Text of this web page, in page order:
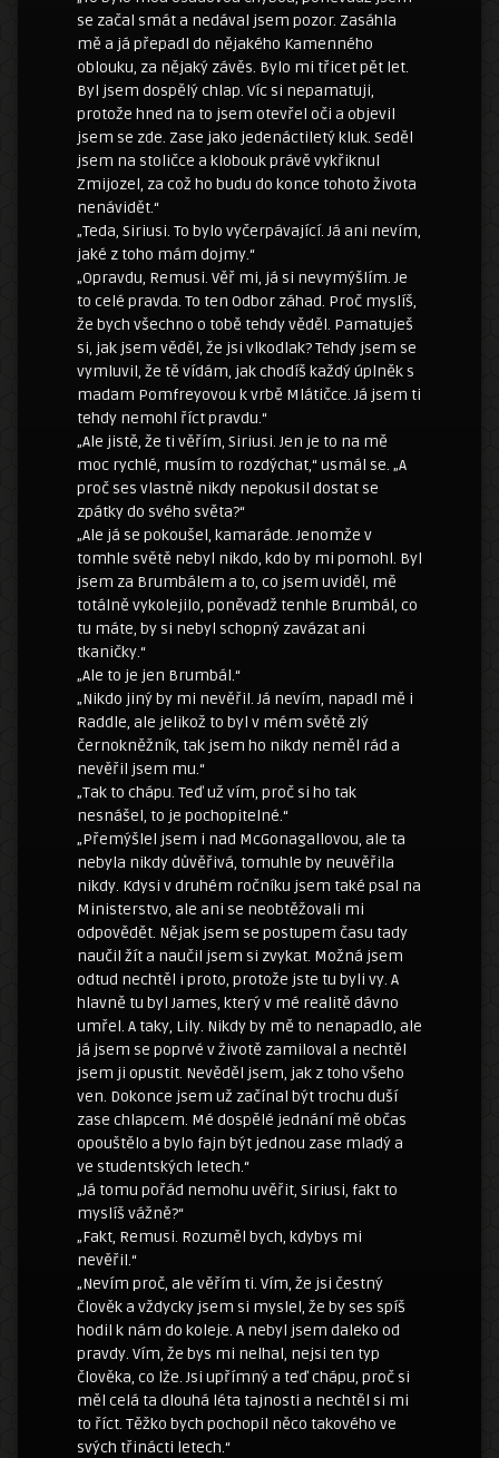
se začal smát a nedával jsem pozor. Zasáhla
mě a já přepadl do nějakého Kamenného
oblouku, za nějaký závěs. Bylo mi třicet pět let.
Byl jsem dospělý chlap. Víc si nepamatuji,
protože hned na to jsem otevřel oči a objevil
jsem se zde. Zase jako jedenáctiletý kluk. Seděl
jsem na stoličce a klobouk právě vykřiknul
Zmijozel, za což ho budu do konce tohoto života
nenávidět.“
„Teda, Siriusi. To bylo vyčerpávající. Já ani nevím,
jaké z toho mám dojmy.“
„Opravdu, Remusi. Věř mi, já si nevymýšlím. Je
to celé pravda. To ten Odbor záhad. Proč myslíš,
že bych všechno o tobě tehdy věděl. Pamatuješ
si, jak jsem věděl, že jsi vlkodlak? Tehdy jsem se
vymluvil, že tě vídám, jak chodíš každý úplněk s
madam Pomfreyovou k vrbě Mlátičce. Já jsem ti
tehdy nemohl říct pravdu.“
„Ale jistě, že ti věřím, Siriusi. Jen je to na mě
moc rychlé, musím to rozdýchat,“ usmál se. „A
proč ses vlastně nikdy nepokusil dostat se
zpátky do svého světa?“
„Ale já se pokoušel, kamaráde. Jenomže v
tomhle světě nebyl nikdo, kdo by mi pomohl. Byl
jsem za Brumbálem a to, co jsem uviděl, mě
totálně vykolejilo, poněvadž tenhle Brumbál, co
tu máte, by si nebyl schopný zavázat ani
tkaničky.“
„Ale to je jen Brumbál.“
„Nikdo jiný by mi nevěřil. Já nevím, napadl mě i
Raddle, ale jelikož to byl v mém světě zlý
černokněžník, tak jsem ho nikdy neměl rád a
nevěřil jsem mu.“
„Tak to chápu. Teď už vím, proč si ho tak
nesnášel, to je pochopitelné.“
„Přemýšlel jsem i nad McGonagallovou, ale ta
nebyla nikdy důvěřivá, tomuhle by neuvěřila
nikdy. Kdysi v druhém ročníku jsem také psal na
Ministerstvo, ale ani se neobtěžovali mi
odpovědět. Nějak jsem se postupem času tady
naučil žít a naučil jsem si zvykat. Možná jsem
odtud nechtěl i proto, protože jste tu byli vy. A
hlavně tu byl James, který v mé realitě dávno
umřel. A taky, Lily. Nikdy by mě to nenapadlo, ale
já jsem se poprvé v životě zamiloval a nechtěl
jsem ji opustit. Nevěděl jsem, jak z toho všeho
ven. Dokonce jsem už začínal být trochu duší
zase chlapcem. Mé dospělé jednání mě občas
opouštělo a bylo fajn být jednou zase mladý a
ve studentských letech.“
„Já tomu pořád nemohu uvěřit, Siriusi, fakt to
myslíš vážně?“
„Fakt, Remusi. Rozuměl bych, kdybys mi
nevěřil.“
„Nevím proč, ale věřím ti. Vím, že jsi čestný
člověk a vždycky jsem si myslel, že by ses spíš
hodil k nám do koleje. A nebyl jsem daleko od
pravdy. Vím, že bys mi nelhal, nejsi ten typ
člověka, co lže. Jsi upřímný a teď chápu, proč si
měl celá ta dlouhá léta tajnosti a nechtěl si mi
to říct. Těžko bych pochopil něco takového ve
svých třinácti letech.“